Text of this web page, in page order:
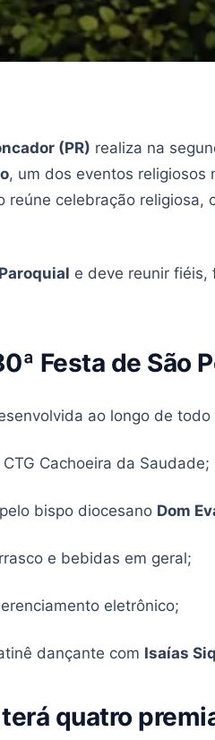
(PR) realiza na
, um dos eventos
reúne celebração religiosa,
e deve reunir fiéis,
Festa de São
ao longo de todo
Cachoeira da Saudade;
bispo diocesano Dom
e bebidas em geral;
eletrônico;
dançante com Isaías
quatro